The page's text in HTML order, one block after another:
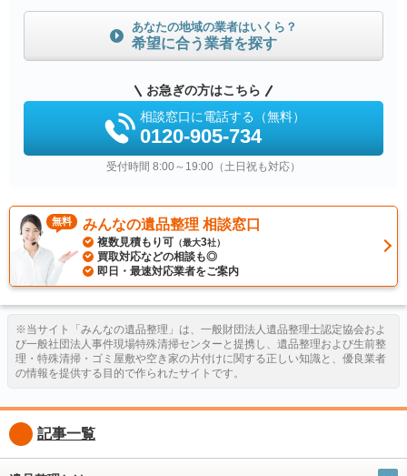
あなたの地域の業者はいくら？
希望に合う業者を探す
お急ぎの方はこちら
相談窓口に電話する（無料）
0120-905-734
受付時間 8:00～19:00（土日祝も対応）
無料 みんなの遺品整理 相談窓口
複数見積もり可 （最大3社）
買取対応などの相談も◎
即日・最速対応業者をご案内
※当サイト「みんなの遺品整理」は、一般財団法人遺品整理士認定協会およ
び一般社団法人事件現場特殊清掃センターと提携し、遺品整理および生前整
理・特殊清掃・ゴミ屋敷や空き家の片付けに関する正しい知識と、優良業者
の情報を提供する目的で作られたサイトです。
記事一覧